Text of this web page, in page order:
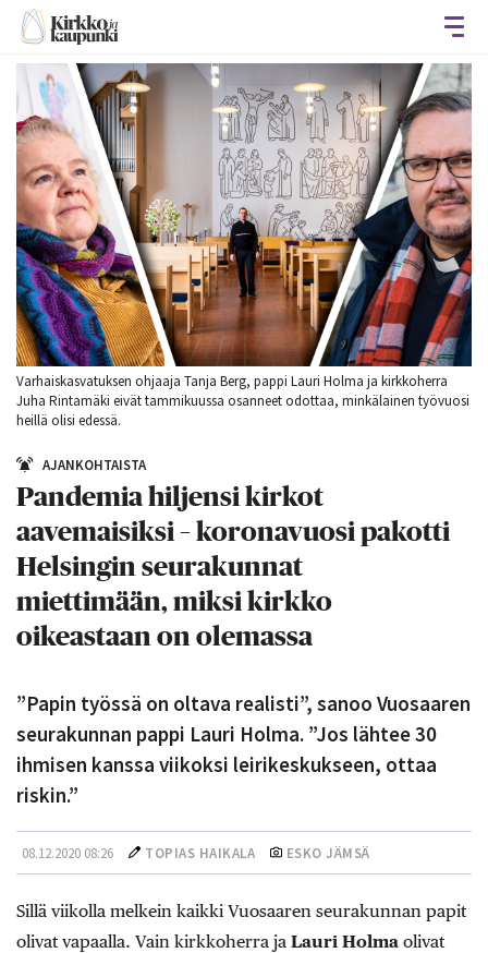
Varhaiskasvatuksen ohjaaja Tanja Berg, pappi Lauri Holma ja kirkkoherra
Juha Rintamäki eivät tammikuussa osanneet odottaa, minkälainen työvuosi
heillä olisi edessä.
AJANKOHTAISTA
Pandemia hiljensi kirkot
aavemaisiksi – koronavuosi pakotti
Helsingin seurakunnat
miettimään, miksi kirkko
oikeastaan on olemassa
”Papin työssä on oltava realisti”, sanoo Vuosaaren
seurakunnan pappi Lauri Holma. ”Jos lähtee 30
ihmisen kanssa viikoksi leirikeskukseen, ottaa
riskin.”
08.12.2020 08:26 TOPIAS HAIKALA ESKO JÄMSÄ
Sillä viikolla melkein kaikki Vuosaaren seurakunnan papit
olivat vapaalla. Vain kirkkoherra ja Lauri Holma olivat